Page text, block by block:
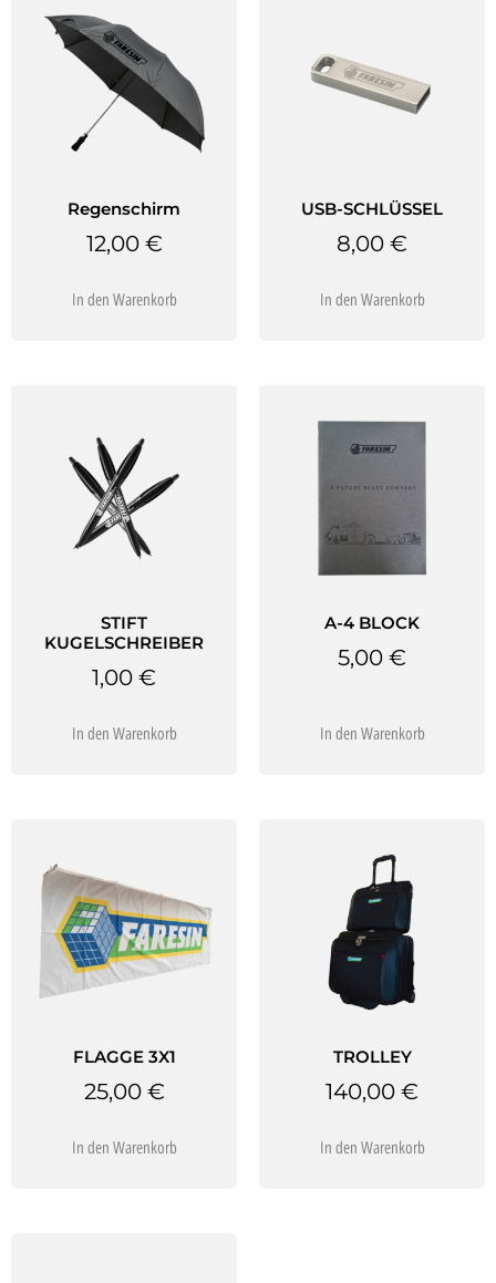
Regenschirm
12,00 €
In den Warenkorb
USB-SCHLÜSSEL
8,00 €
In den Warenkorb
STIFT
KUGELSCHREIBER
1,00 €
In den Warenkorb
A-4 BLOCK
5,00 €
In den Warenkorb
FLAGGE 3X1
25,00 €
In den Warenkorb
TROLLEY
140,00 €
In den Warenkorb